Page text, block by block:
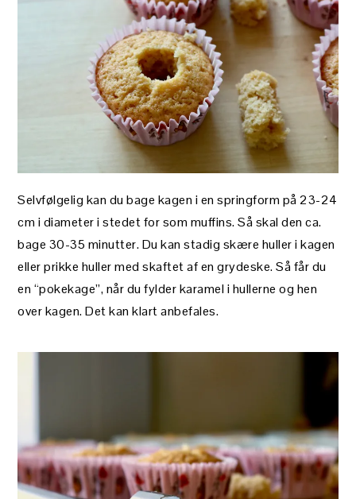
Selvfølgelig kan du bage kagen i en springform på 23-24
cm i diameter i stedet for som muffins. Så skal den ca.
bage 30-35 minutter. Du kan stadig skære huller i kagen
eller prikke huller med skaftet af en grydeske. Så får du
en “pokekage”, når du fylder karamel i hullerne og hen
over kagen. Det kan klart anbefales.